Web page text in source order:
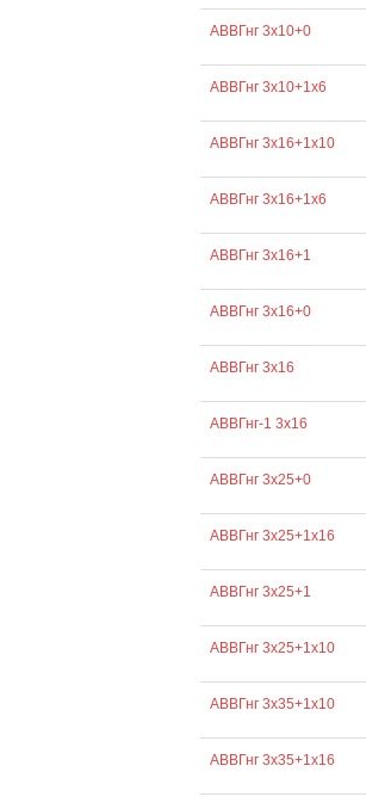
АВВГнг 3х10+0
АВВГнг 3х10+1х6
АВВГнг 3х16+1х10
АВВГнг 3х16+1х6
АВВГнг 3х16+1
АВВГнг 3х16+0
АВВГнг 3х16
АВВГнг-1 3х16
АВВГнг 3х25+0
АВВГнг 3х25+1х16
АВВГнг 3х25+1
АВВГнг 3х25+1х10
АВВГнг 3х35+1х10
АВВГнг 3х35+1х16